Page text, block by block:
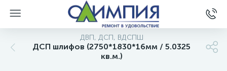
ДВП, ДСП, ВДСПШ
ДСП шлифов (2750*1830*16мм / 5.0325
кв.м.)